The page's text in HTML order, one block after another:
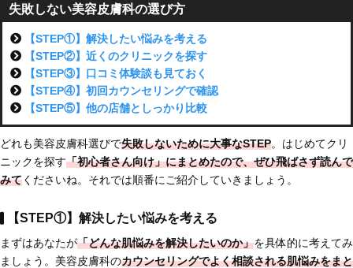
失敗しない美容皮膚科の選び方
【STEP①】解決したい悩みを考える
【STEP②】近くのクリニックを探す
【STEP③】口コミ体験談も見ておく
【STEP④】初回カウンセリングで確認
【STEP⑤】他の店舗としっかり比較
どれも美容皮膚科選びで失敗しないために大事なSTEP。はじめてクリ
ニックを探す「初心者さん向け」にまとめたので、ぜひ飛ばさず読んで
みてくださいね。それでは順番にご紹介していきましょう。
【STEP①】解決したい悩みを考える
まずはあなたが「どんな肌悩みを解決したいのか」を具体的に考えてみ
ましょう。美容皮膚科のカウンセリングでよく相談される肌悩みをまと